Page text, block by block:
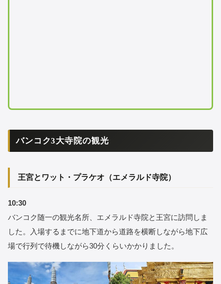
バンコク3大寺院の観光
王宮とワット・プラケオ（エメラルド寺院）
10:30
バンコク随一の観光名所、エメラルド寺院と王宮に訪問しま
した。入場するまでに地下道から道路を横断しながら地下広
場で行列で待機しながら30分くらいかかりました。